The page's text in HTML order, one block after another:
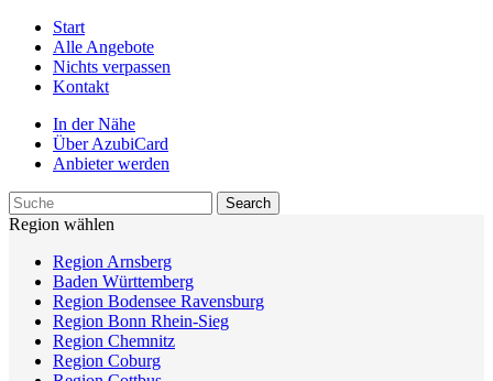
Start
Alle Angebote
Nichts verpassen
Kontakt
In der Nähe
Über AzubiCard
Anbieter werden
Region wählen
Region Arnsberg
Baden Württemberg
Region Bodensee Ravensburg
Region Bonn Rhein-Sieg
Region Chemnitz
Region Coburg